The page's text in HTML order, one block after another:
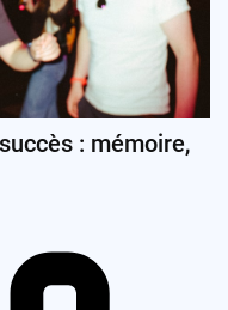
: mémoire,